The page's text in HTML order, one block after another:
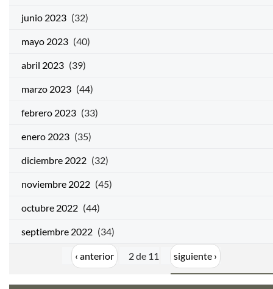
junio 2023 (32)
mayo 2023 (40)
abril 2023 (39)
marzo 2023 (44)
febrero 2023 (33)
enero 2023 (35)
diciembre 2022 (32)
noviembre 2022 (45)
octubre 2022 (44)
septiembre 2022 (34)
‹ anterior 2 de 11 siguiente ›